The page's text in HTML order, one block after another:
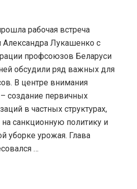
рабочая встреча
Александра Лукашенко с
профсоюзов Беларуси
обсудили ряд важных для
В центре внимания
создание первичных
в частных структурах,
санкционную политику и
уборке урожая. Глава
…